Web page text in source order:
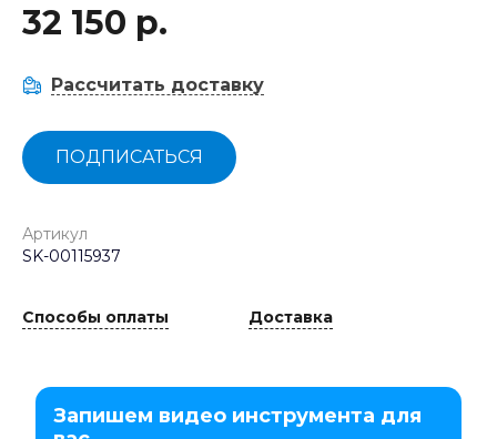
32 150 р.
Рассчитать доставку
ПОДПИСАТЬСЯ
Артикул
SK-00115937
Способы оплаты Доставка
Запишем видео инструмента для